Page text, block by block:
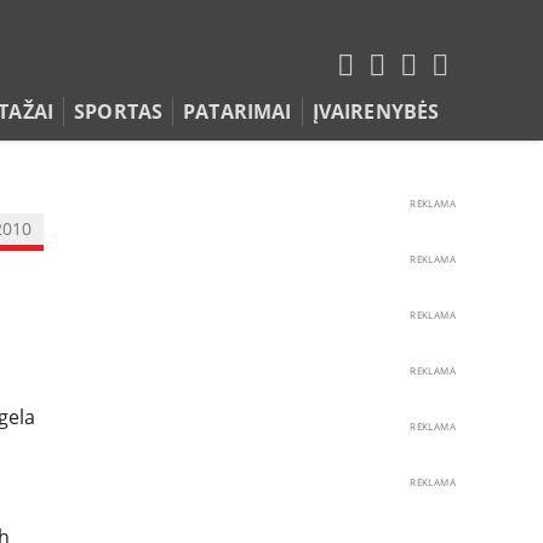
SPORTAS PATARIMAI ĮVAIRENYBĖS
REKLAMA
REKLAMA
REKLAMA
REKLAMA
REKLAMA
REKLAMA